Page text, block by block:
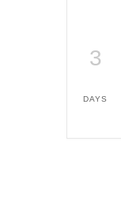
3
DAYS